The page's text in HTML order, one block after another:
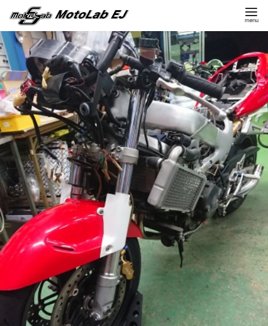
コ
ン
テ
ン
ツ
へ
移
動